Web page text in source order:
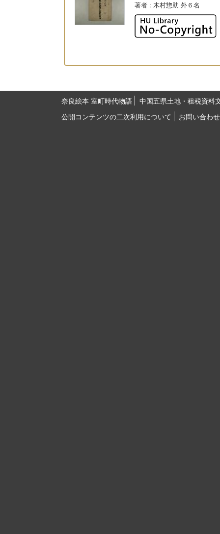
著者 : 木村惣助 外６名
奈良絵本 室町時代物語
中国五県土地・租税資料
公開コンテンツの二次利用について
お問い合わせ